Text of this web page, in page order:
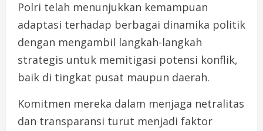
Polri telah menunjukkan kemampuan
adaptasi terhadap berbagai dinamika politik
dengan mengambil langkah-langkah
strategis untuk memitigasi potensi konflik,
baik di tingkat pusat maupun daerah.
Komitmen mereka dalam menjaga netralitas
dan transparansi turut menjadi faktor